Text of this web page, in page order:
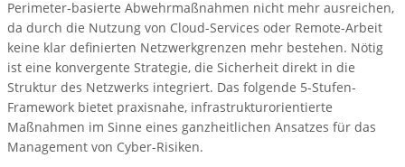
Perimeter-basierte Abwehrmaßnahmen nicht mehr ausreichen,
da durch die Nutzung von Cloud-Services oder Remote-Arbeit
keine klar definierten Netzwerkgrenzen mehr bestehen. Nötig
ist eine konvergente Strategie, die Sicherheit direkt in die
Struktur des Netzwerks integriert. Das folgende 5-Stufen-
Framework bietet praxisnahe, infrastrukturorientierte
Maßnahmen im Sinne eines ganzheitlichen Ansatzes für das
Management von Cyber-Risiken.